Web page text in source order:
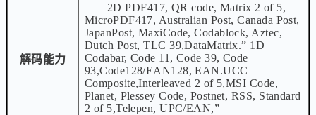
解码能力
2D PDF417, QR code, Matrix 2 of 5,
MicroPDF417, Australian Post, Canada Post,
JapanPost, MaxiCode, Codablock, Aztec,
Dutch Post, TLC 39,DataMatrix.” 1D
Codabar, Code 11, Code 39, Code
93,Code128/EAN128, EAN.UCC
Composite,Interleaved 2 of 5,MSI Code,
Planet, Plessey Code, Postnet, RSS, Standard
2 of 5,Telepen, UPC/EAN,”